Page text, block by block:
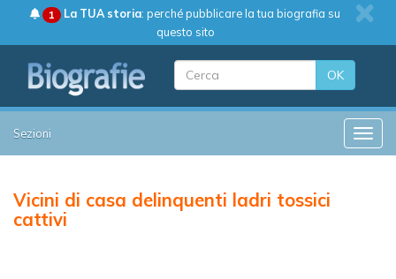
1 La TUA storia: perché pubblicare la tua biografia su
questo sito
OK
Sezioni
Vicini di casa delinquenti ladri tossici
cattivi